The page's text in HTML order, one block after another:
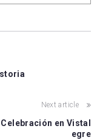
Next article
Celebración en Vistal
egre